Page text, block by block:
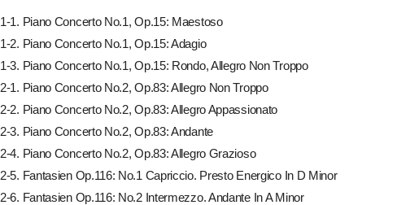
1-1. Piano Concerto No.1, Op.15: Maestoso
1-2. Piano Concerto No.1, Op.15: Adagio
1-3. Piano Concerto No.1, Op.15: Rondo, Allegro Non Troppo
2-1. Piano Concerto No.2, Op.83: Allegro Non Troppo
2-2. Piano Concerto No.2, Op.83: Allegro Appassionato
2-3. Piano Concerto No.2, Op.83: Andante
2-4. Piano Concerto No.2, Op.83: Allegro Grazioso
2-5. Fantasien Op.116: No.1 Capriccio. Presto Energico In D Minor
2-6. Fantasien Op.116: No.2 Intermezzo. Andante In A Minor